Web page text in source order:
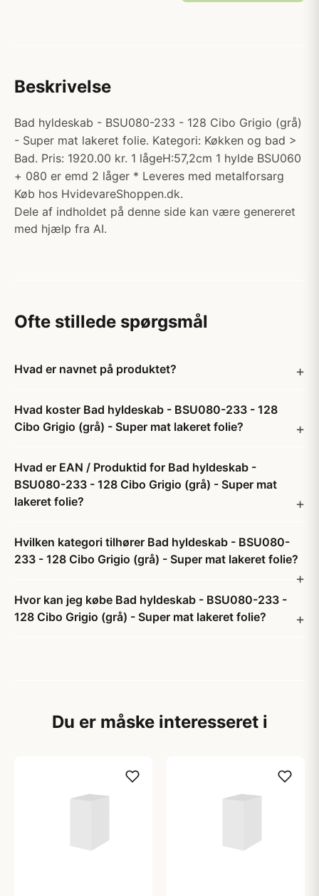
Beskrivelse
Bad hyldeskab - BSU080-233 - 128 Cibo Grigio (grå)
- Super mat lakeret folie. Kategori: Køkken og bad >
Bad. Pris: 1920.00 kr. 1 lågeH:57,2cm 1 hylde BSU060
+ 080 er emd 2 låger * Leveres med metalforsarg
Køb hos HvidevareShoppen.dk.
Dele af indholdet på denne side kan være genereret
med hjælp fra AI.
Ofte stillede spørgsmål
Hvad er navnet på produktet?
Hvad koster Bad hyldeskab - BSU080-233 - 128
Cibo Grigio (grå) - Super mat lakeret folie?
Hvad er EAN / Produktid for Bad hyldeskab -
BSU080-233 - 128 Cibo Grigio (grå) - Super mat
lakeret folie?
Hvilken kategori tilhører Bad hyldeskab - BSU080-
233 - 128 Cibo Grigio (grå) - Super mat lakeret folie?
Hvor kan jeg købe Bad hyldeskab - BSU080-233 -
128 Cibo Grigio (grå) - Super mat lakeret folie?
Du er måske interesseret i